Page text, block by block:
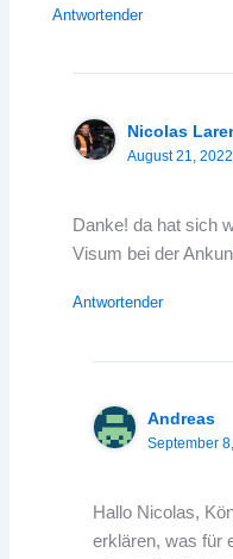
Antwortender
Nicolas
August 21,
Danke! da hat sich
Visum bei der
Antwortender
Andreas
September
Hallo Nicolas,
erklären, was für